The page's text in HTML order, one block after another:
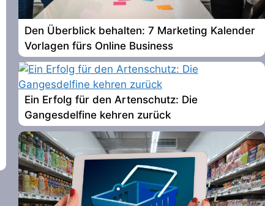
Den Überblick behalten: 7 Marketing Kalender
Vorlagen fürs Online Business
Ein Erfolg für den Artenschutz: Die
Gangesdelfine kehren zurück